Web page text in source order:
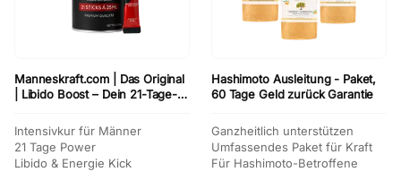
Manneskraft.com | Das Original
| Libido Boost – Dein 21-Tage-
Intensivkur für Männer
21 Tage Power
Libido & Energie Kick
Hashimoto Ausleitung - Paket,
60 Tage Geld zurück Garantie
Ganzheitlich unterstützen
Umfassendes Paket für Kraft
Für Hashimoto-Betroffene